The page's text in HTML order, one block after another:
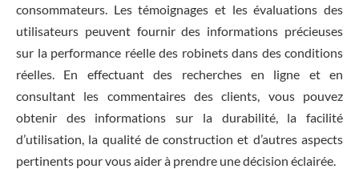
consommateurs. Les témoignages et les évaluations des
utilisateurs peuvent fournir des informations précieuses
sur la performance réelle des robinets dans des conditions
réelles. En effectuant des recherches en ligne et en
consultant les commentaires des clients, vous pouvez
obtenir des informations sur la durabilité, la facilité
d’utilisation, la qualité de construction et d’autres aspects
pertinents pour vous aider à prendre une décision éclairée.